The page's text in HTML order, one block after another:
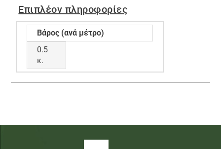
Επιπλέον πληροφορίες
Βάρος (ανά μέτρο)
0.5
κ.